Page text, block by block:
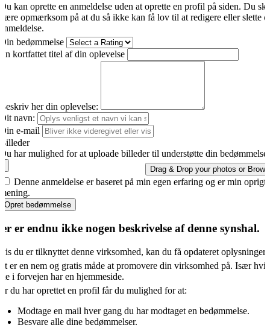
kan oprette en anmeldelse uden at oprette en profil på siden. Du
opmærksom på at du så ikke kan få lov til at redigere eller slette
bedømmelse
kortfattet titel af din oplevelse
her din oplevelse:
navn:
e-mail
har mulighed for at uploade billeder til understøtte din bedømmelse.
Drag & Drop your photos or
Denne anmeldelse er baseret på min egen erfaring og er min
Opret bedømmelse
er endnu ikke nogen beskrivelse af denne synshal.
du er tilknyttet denne virksomhed, kan du få opdateret
er en nem og gratis måde at promovere din virksomhed på. Især
i forvejen har en hjemmeside.
du har oprettet en profil får du mulighed for at:
Modtage en mail hver gang du har modtaget en bedømmelse.
Besvare alle dine bedømmelser.